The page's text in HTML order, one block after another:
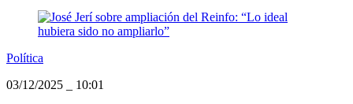
Política
03/12/2025
10:01